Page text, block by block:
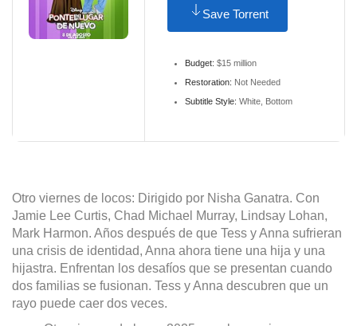
Save Torrent
Budget: $15 million
Restoration: Not Needed
Subtitle Style: White, Bottom
Otro viernes de locos: Dirigido por Nisha Ganatra. Con
Jamie Lee Curtis, Chad Michael Murray, Lindsay Lohan,
Mark Harmon. Años después de que Tess y Anna sufrieran
una crisis de identidad, Anna ahora tiene una hija y una
hijastra. Enfrentan los desafíos que se presentan cuando
dos familias se fusionan. Tess y Anna descubren que un
rayo puede caer dos veces.